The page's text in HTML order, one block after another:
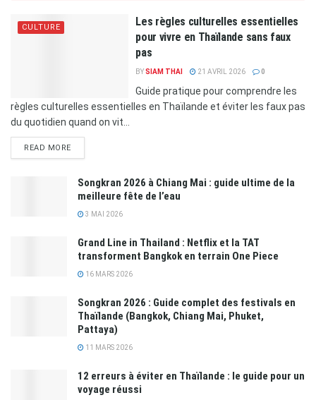
CULTURE
Les règles culturelles essentielles
pour vivre en Thaïlande sans faux
pas
BYSIAM THAI 21 AVRIL 2026 0
Guide pratique pour comprendre les
règles culturelles essentielles en Thaïlande et éviter les faux pas
du quotidien quand on vit...
READ MORE
Songkran 2026 à Chiang Mai : guide ultime de la
meilleure fête de l’eau
3 MAI 2026
Grand Line in Thailand : Netflix et la TAT
transforment Bangkok en terrain One Piece
16 MARS 2026
Songkran 2026 : Guide complet des festivals en
Thaïlande (Bangkok, Chiang Mai, Phuket,
Pattaya)
11 MARS 2026
12 erreurs à éviter en Thaïlande : le guide pour un
voyage réussi